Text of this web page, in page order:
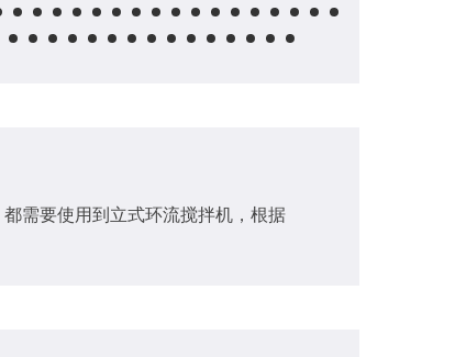
需要使用到立式环流搅拌机​，根据